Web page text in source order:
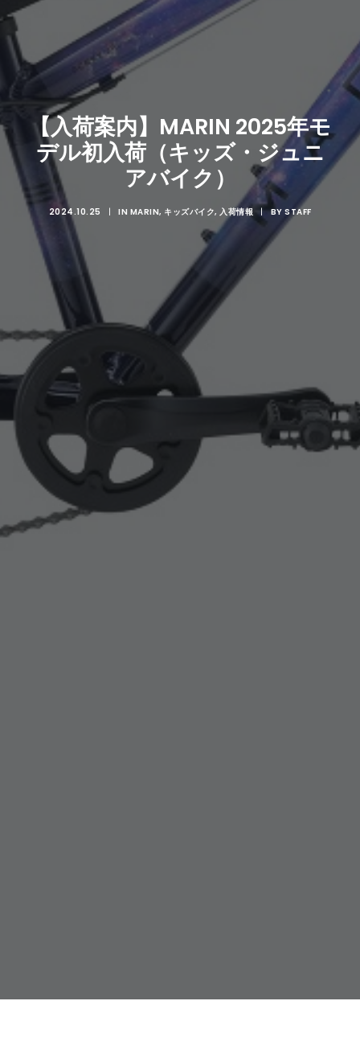
【入荷案内】MARIN 2025年モ
デル初入荷（キッズ・ジュニ
アバイク）
2024.10.25 | IN MARIN, キッズバイク, 入荷情報 | BY STAFF